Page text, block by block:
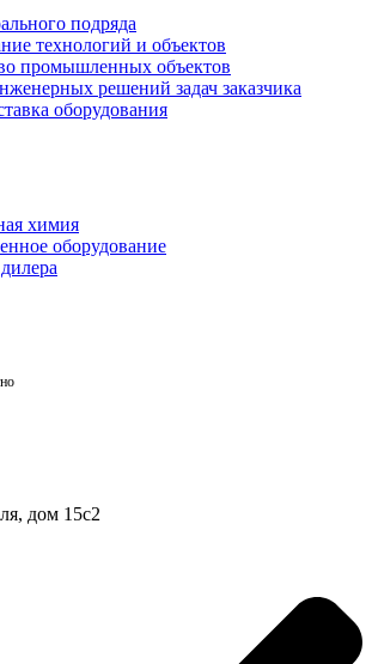
подряда
технологий и объектов
промышленных объектов
решений задач заказчика
оборудования
химия
оборудование
дом 15с2